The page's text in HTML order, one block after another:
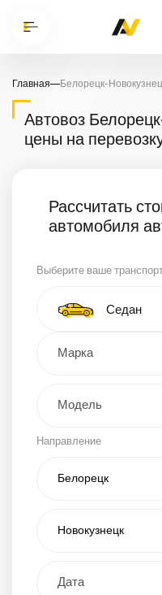
Главная—Белорецк-
Автовоз
цены на
Рассчитать
автомобиля
Выберите ваше
Тип автомобиля
Седан
Кроссовер
Направление